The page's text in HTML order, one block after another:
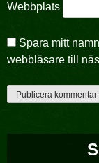
Webbplats
Spara mitt
webbläsare till